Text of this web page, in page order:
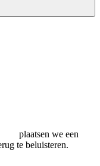
plaatsen we een
te beluisteren.